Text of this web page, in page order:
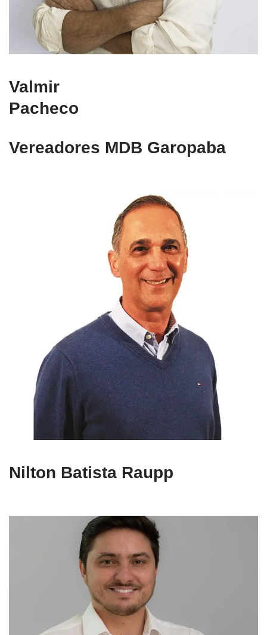
Valmir
Pacheco
Vereadores MDB Garopaba
Nilton Batista Raupp